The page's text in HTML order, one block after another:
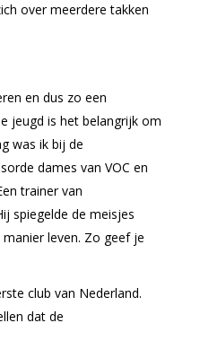
over meerdere takken
en dus zo een
jeugd is het belangrijk om
was ik bij de
dames van VOC en
trainer van
spiegelde de meisjes
leven. Zo geef je
club van Nederland.
dat de